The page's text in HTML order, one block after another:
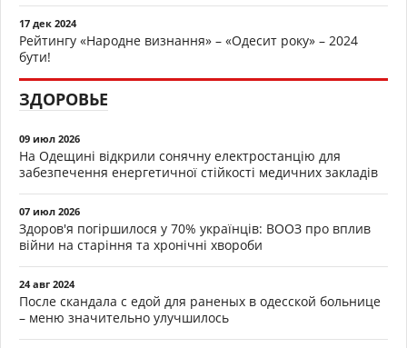
17 дек 2024
Рейтингу «Народне визнання» – «Одесит року» – 2024
бути!
ЗДОРОВЬЕ
09 июл 2026
На Одещині відкрили сонячну електростанцію для
забезпечення енергетичної стійкості медичних закладів
07 июл 2026
Здоров'я погіршилося у 70% українців: ВООЗ про вплив
війни на старіння та хронічні хвороби
24 авг 2024
После скандала с едой для раненых в одесской больнице
– меню значительно улучшилось